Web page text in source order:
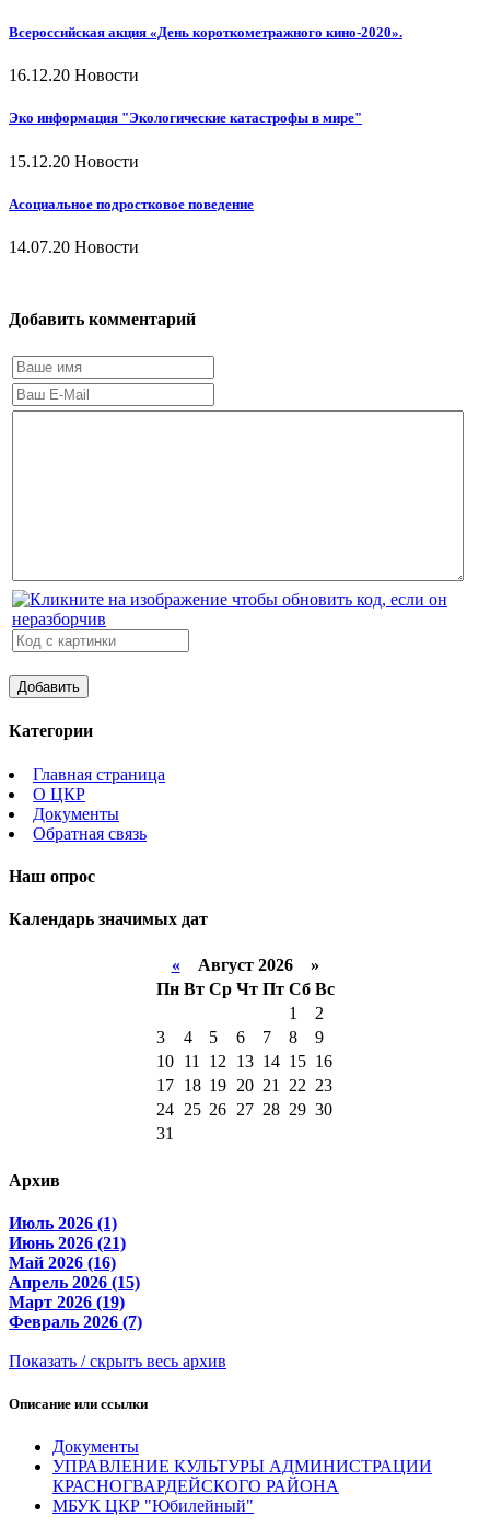
Всероссийская акция «День короткометражного кино-2020».
16.12.20 Новости
Эко информация "Экологические катастрофы в мире"
15.12.20 Новости
Асоциальное подростковое поведение
14.07.20 Новости
Добавить комментарий
Категории
Главная страница
О ЦКР
Документы
Обратная связь
Наш опрос
Календарь значимых дат
«Август 2026 »
Пн Вт Ср Чт Пт Сб Вс
1
2
3
4 5 6 7 8
9
10
11 12 13 14 15 16
17
18 19 20 21 22 23
24 25 26 27 28 29 30
31
Архив
Июль 2026 (1)
Июнь 2026 (21)
Май 2026 (16)
Апрель 2026 (15)
Март 2026 (19)
Февраль 2026 (7)
Показать / скрыть весь архив
Описание или ссылки
Документы
УПРАВЛЕНИЕ КУЛЬТУРЫ АДМИНИСТРАЦИИ
КРАСНОГВАРДЕЙСКОГО РАЙОНА
МБУК ЦКР "Юбилейный"